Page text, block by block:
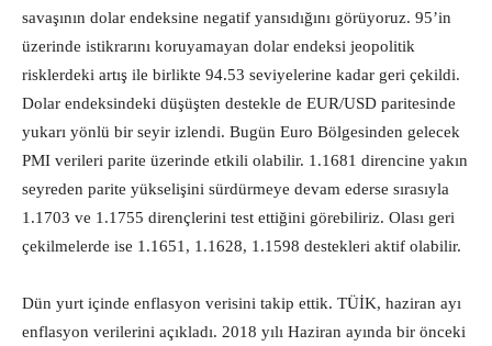
savaşının dolar endeksine negatif yansıdığını görüyoruz. 95’in
üzerinde istikrarını koruyamayan dolar endeksi jeopolitik
risklerdeki artış ile birlikte 94.53 seviyelerine kadar geri çekildi.
Dolar endeksindeki düşüşten destekle de EUR/USD paritesinde
yukarı yönlü bir seyir izlendi. Bugün Euro Bölgesinden gelecek
PMI verileri parite üzerinde etkili olabilir. 1.1681 direncine yakın
seyreden parite yükselişini sürdürmeye devam ederse sırasıyla
1.1703 ve 1.1755 dirençlerini test ettiğini görebiliriz. Olası geri
çekilmelerde ise 1.1651, 1.1628, 1.1598 destekleri aktif olabilir.
Dün yurt içinde enflasyon verisini takip ettik. TÜİK, haziran ayı
enflasyon verilerini açıkladı. 2018 yılı Haziran ayında bir önceki